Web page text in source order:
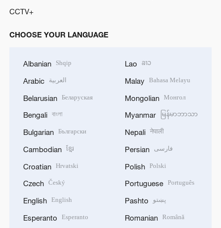
CCTV+
CHOOSE YOUR LANGUAGE
Albanian Shqip
Arabic العربية
Belarusian Беларуская
Bengali বাংলা
Bulgarian Български
Cambodian ខ្មែរ
Croatian Hrvatski
Czech Český
English English
Esperanto Esperanto
Lao ລາວ
Malay Bahasa Melayu
Mongolian Монгол
Myanmar မြန်မာဘာသာ
Nepali नेपाली
Persian فارسی
Polish Polski
Portuguese Português
Pashto پښتو
Romanian Română